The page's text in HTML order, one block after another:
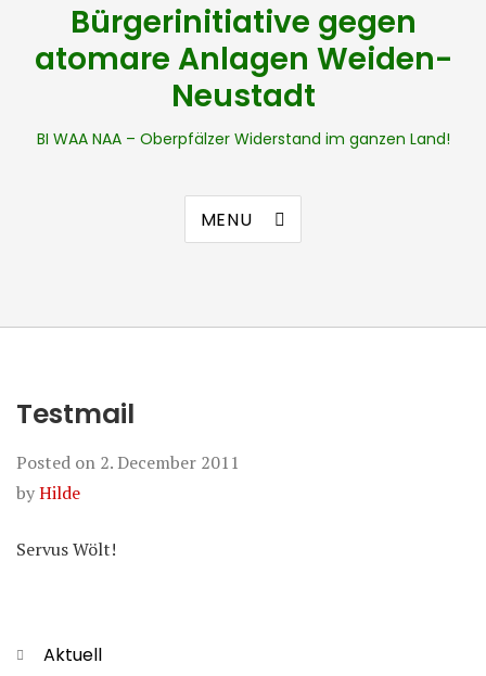
Bürgerinitiative gegen
atomare Anlagen Weiden-
Neustadt
BI WAA NAA – Oberpfälzer Widerstand im ganzen Land!
MENU
Testmail
Posted on 2. December 2011
byHilde
Servus Wölt!
Categories
Aktuell